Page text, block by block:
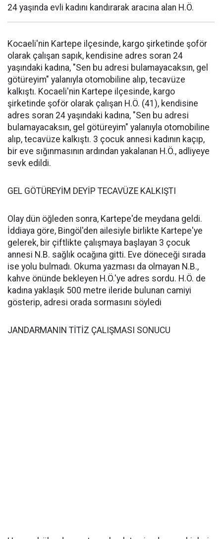
24 yaşında evli kadını kandırarak aracına alan H.Ö.
Kocaeli'nin Kartepe ilçesinde, kargo şirketinde şoför
olarak çalışan sapık, kendisine adres soran 24
yaşındaki kadına, "Sen bu adresi bulamayacaksın, gel
götüreyim" yalanıyla otomobiline alıp, tecavüze
kalkıştı. Kocaeli'nin Kartepe ilçesinde, kargo
şirketinde şoför olarak çalışan H.Ö. (41), kendisine
adres soran 24 yaşındaki kadına, "Sen bu adresi
bulamayacaksın, gel götüreyim" yalanıyla otomobiline
alıp, tecavüze kalkıştı. 3 çocuk annesi kadının kaçıp,
bir eve sığınmasının ardından yakalanan H.Ö., adliyeye
sevk edildi.
GEL GÖTÜREYİM DEYİP TECAVÜZE KALKIŞTI
Olay dün öğleden sonra, Kartepe'de meydana geldi.
İddiaya göre, Bingöl'den ailesiyle birlikte Kartepe'ye
gelerek, bir çiftlikte çalışmaya başlayan 3 çocuk
annesi N.B. sağlık ocağına gitti. Eve döneceği sırada
ise yolu bulmadı. Okuma yazması da olmayan N.B.,
kahve önünde bekleyen H.Ö.'ye adres sordu. H.Ö. de
kadına yaklaşık 500 metre ileride bulunan camiyi
gösterip, adresi orada sormasını söyledi
JANDARMANIN TİTİZ ÇALIŞMASI SONUCU